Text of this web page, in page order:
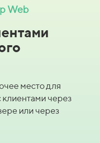
Web
место для
через
или через